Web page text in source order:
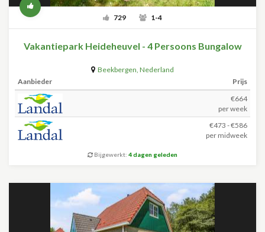
729 1-4
Vakantiepark Heideheuvel - 4 Persoons Bungalow
Beekbergen, Nederland
Aanbieder
Prijs
€664
per week
€473 - €586
per midweek
Bijgewerkt: 4 dagen geleden